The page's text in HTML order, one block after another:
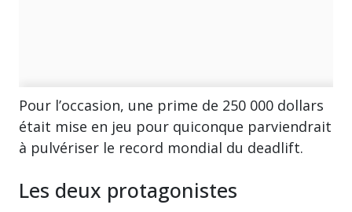
Pour l’occasion, une prime de 250 000 dollars
était mise en jeu pour quiconque parviendrait
à pulvériser le record mondial du deadlift.
Les deux protagonistes